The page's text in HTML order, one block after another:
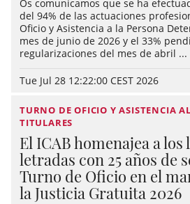
Os comunicamos que se ha
del 94% de las actuaciones
Oficio y Asistencia a la Persona
mes de junio de 2026 y el 33%
regularizaciones del mes de abril ...
Tue Jul 28 12:22:00 CEST 2026
TURNO DE OFICIO Y ASISTENCIA
TITULARES
El ICAB homenajea a los
letradas con 25 años de
Turno de Oficio en el
la Justicia Gratuita 2026